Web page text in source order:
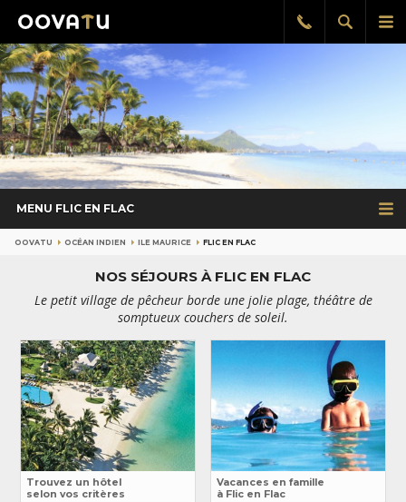
le
Afficher
la
Rappel
gratuit
MENU FLIC EN FLAC
OOVATU OCÉAN INDIEN ILE MAURICE FLIC EN FLAC
NOS SÉJOURS À FLIC EN FLAC
Le petit village de pêcheur borde une jolie plage, théâtre de
somptueux couchers de soleil.
Trouvez un hôtel
selon vos critères
Vacances en famille
à Flic en Flac